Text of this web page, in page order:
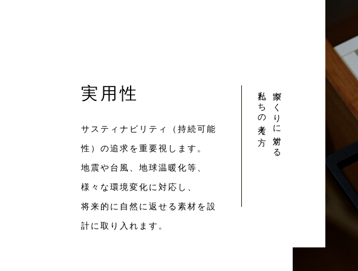
家づくりに対する
私たちの考え方
実用性
サスティナビリティ（持続可能
性）の追求を重要視します。
地震や台風、地球温暖化等、
様々な環境変化に対応し、
将来的に自然に返せる素材を設
計に取り入れます。